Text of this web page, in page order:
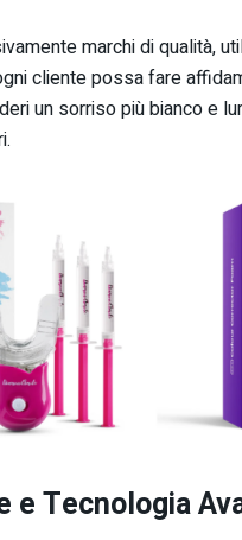
marchi di qualità,
cliente possa fare
un sorriso più bianco e
e Tecnologia